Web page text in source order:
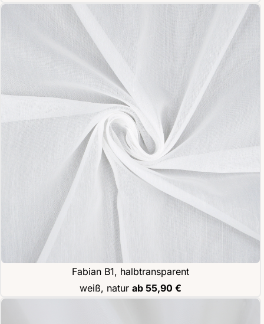
Fabian B1, halbtransparent
weiß, natur ab 55,90 €